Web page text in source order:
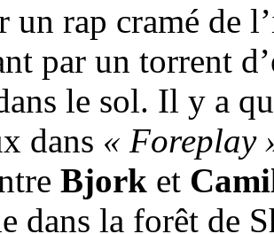
un rap cramé de
par un torrent
le sol. Il y a
dans « Foreplay
Bjork et
dans la forêt de